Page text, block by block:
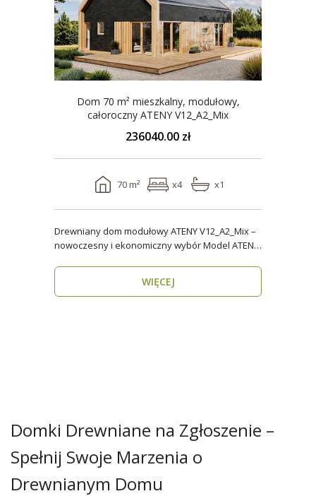
Dom 70 m² mieszkalny, modułowy,
całoroczny ATENY V12_A2_Mix
236040.00 zł
70 m² x4 x1
Drewniany dom modułowy ATENY V12_A2_Mix –
nowoczesny i ekonomiczny wybór Model ATENY
WIĘCEJ
Domki Drewniane na Zgłoszenie –
Spełnij Swoje Marzenia o
Drewnianym Domu